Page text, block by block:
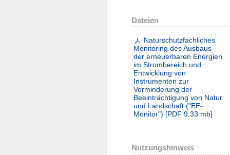
Dateien
Naturschutzfachliches
Monitoring des Ausbaus
der erneuerbaren Energien
im Strombereich und
Entwicklung von
Instrumenten zur
Verminderung der
Beeinträchtigung von Natur
und Landschaft ("EE-
Monitor") [PDF 9.33 mb]
Nutzungshinweis